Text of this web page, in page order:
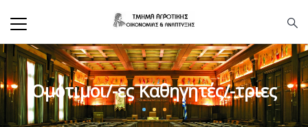
Ομότιμοι/-ες Καθηγητές/-τριες